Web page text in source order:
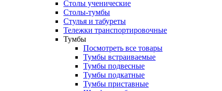
Столы ученические
Столы-тумбы
Стулья и табуреты
Тележки транспортировочные
Тумбы
Посмотреть все товары
Тумбы встраиваемые
Тумбы подвесные
Тумбы подкатные
Тумбы приставные